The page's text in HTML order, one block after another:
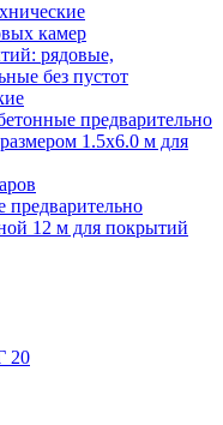
камер
рядовые,
без пустот
предварительно
1.5х6.0 м для
12 м для покрытий
20